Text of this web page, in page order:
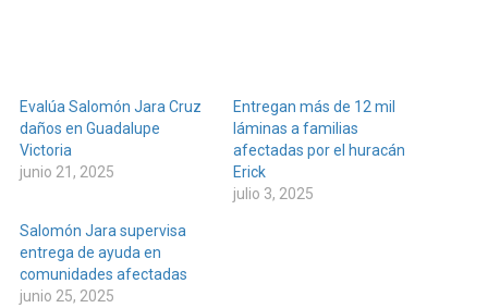
Evalúa Salomón Jara Cruz
daños en Guadalupe
Victoria
junio 21, 2025
Entregan más de 12 mil
láminas a familias
afectadas por el huracán
Erick
julio 3, 2025
Salomón Jara supervisa
entrega de ayuda en
comunidades afectadas
junio 25, 2025